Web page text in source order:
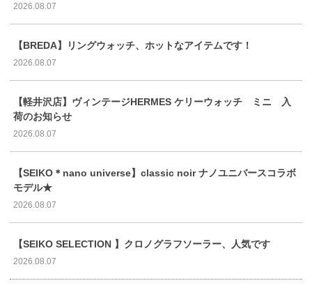
2026.08.07
【BREDA】リングウォッチ、ホットなアイテムです！
2026.08.07
【軽井沢店】ヴィンテージHERMES ケリーウォッチ ミニ 入
荷のお知らせ
2026.08.07
【SEIKO＊nano universe】classic noir ナノユニバースコラボ
モデル★
2026.08.07
【SEIKO SELECTION 】クロノグラフソーラー、人気です
2026.08.07